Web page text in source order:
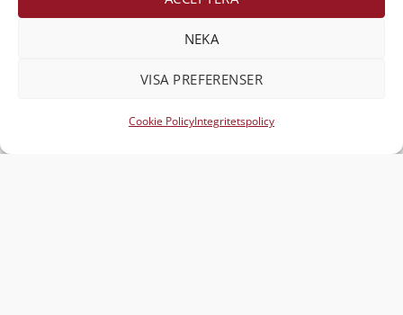
NEKA
VISA PREFERENSER
Cookie PolicyIntegritetspolicy
Visa MasterCardAmerican